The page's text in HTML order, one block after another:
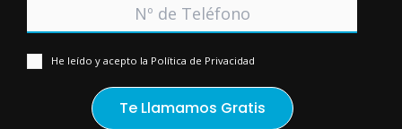
He leído y acepto la Política de Privacidad